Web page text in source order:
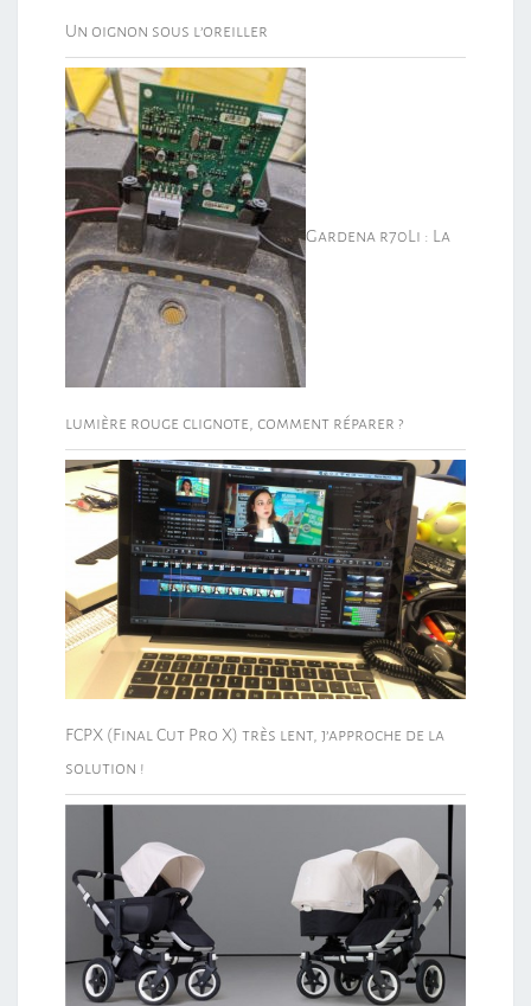
Un oignon sous l’oreiller
Gardena r70Li : La
lumière rouge clignote, comment réparer ?
FCPX (Final Cut Pro X) très lent, j’approche de la
solution !